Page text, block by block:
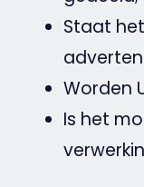
Staat het
Worden
Is het